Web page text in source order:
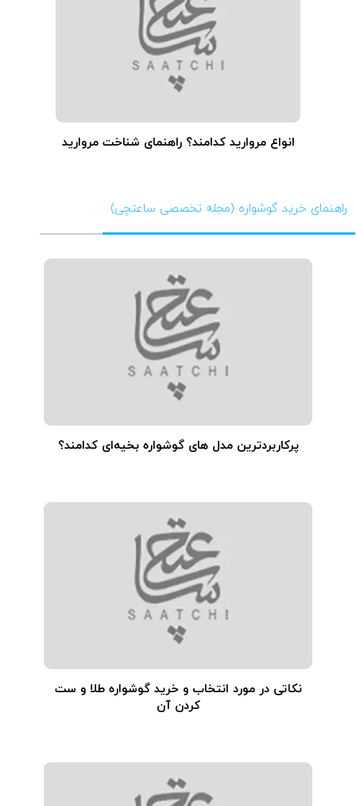
انواع مروارید کدامند؟ راهنمای شناخت مروارید
راهنمای خرید گوشواره (مجله تخصصی ساعتچی)
پرکاربردترین مدل های گوشواره بخیه‌ای کدامند؟
نکاتی در مورد انتخاب و خرید گوشواره طلا و ست
کردن آن